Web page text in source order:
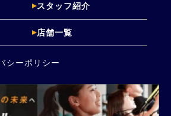
スタッフ紹介
店舗一覧
シーポリシー